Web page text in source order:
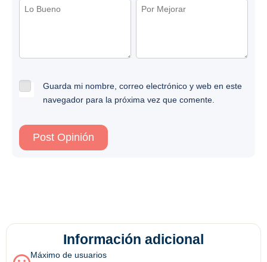
Guarda mi nombre, correo electrónico y web en este
navegador para la próxima vez que comente.
Información adicional
Máximo de usuarios